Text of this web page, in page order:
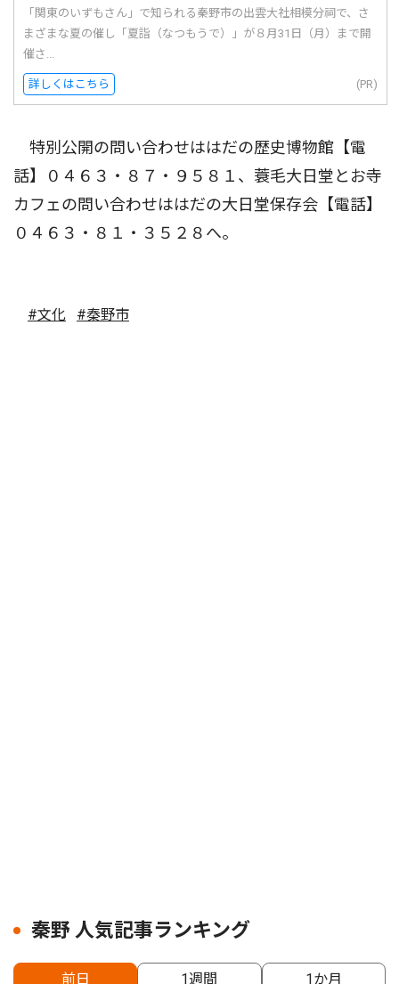
「関東のいずもさん」で知られる秦野市の出雲大社相模分祠で、さ
まざまな夏の催し「夏詣（なつもうで）」が８月31日（月）まで開
催さ...
詳しくはこちら (PR)
特別公開の問い合わせははだの歴史博物館【電
話】０４６３・８７・９５８１、蓑毛大日堂とお寺
カフェの問い合わせははだの大日堂保存会【電話】
０４６３・８１・３５２８へ。
#文化 #秦野市
秦野 人気記事ランキング
前日 1週間 1か月